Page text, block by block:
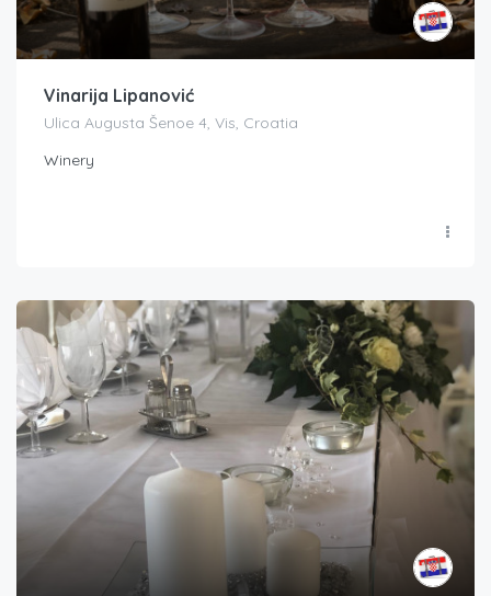
Vinarija Lipanović
Ulica Augusta Šenoe 4, Vis, Croatia
Winery